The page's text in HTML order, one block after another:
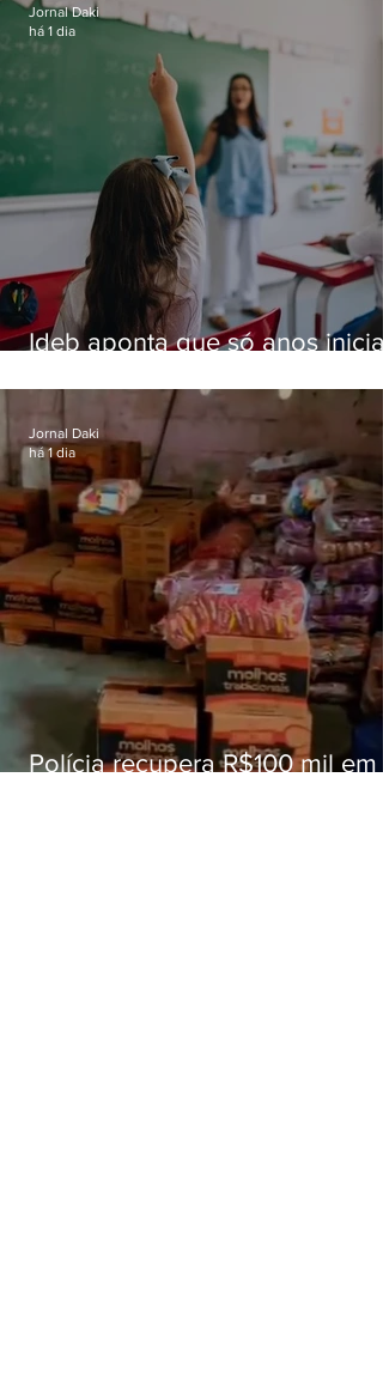
Ideb aponta que só anos
educação
Jornal Daki
há 1 dia
Polícia recupera R$100 mil em
Jornal Daki
há 1 dia